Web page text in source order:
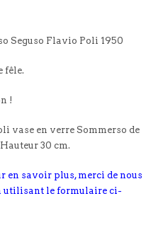
Seguso Flavio Poli 1950
fêle.
!
vase en verre Sommerso de
30 cm.
en savoir plus, merci de nous
utilisant le formulaire ci-